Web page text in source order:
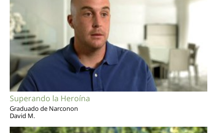
Superando la Heroína
Graduado de Narconon
David M.